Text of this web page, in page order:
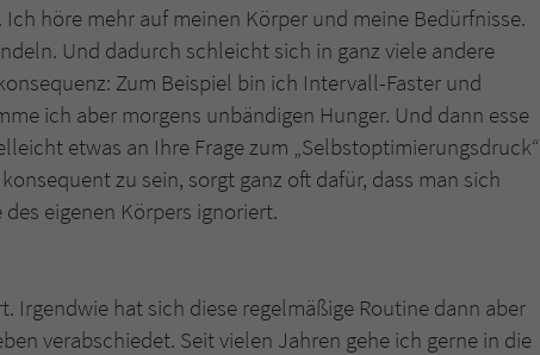
höre mehr auf meinen Körper und meine Bedürfnisse.
Und dadurch schleicht sich in ganz viele andere
Zum Beispiel bin ich Intervall-Faster und
ich aber morgens unbändigen Hunger. Und dann esse
etwas an Ihre Frage zum „Selbstoptimierungsdruck“
zu sein, sorgt ganz oft dafür, dass man sich
eigenen Körpers ignoriert.
Irgendwie hat sich diese regelmäßige Routine dann aber
verabschiedet. Seit vielen Jahren gehe ich gerne in die